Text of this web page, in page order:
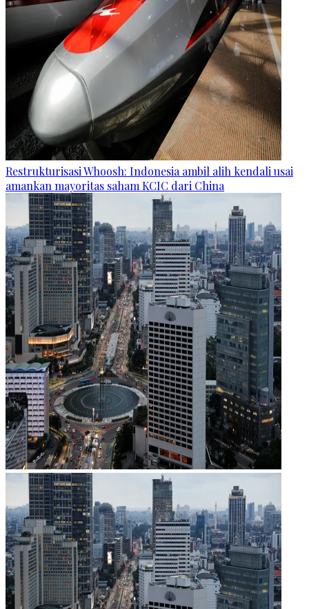
Restrukturisasi Whoosh: Indonesia ambil alih kendali usai
amankan mayoritas saham KCIC dari China